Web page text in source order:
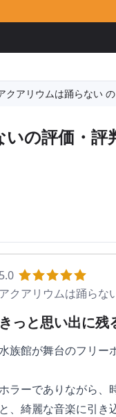
クアリウムは踊らない
いの評価・評
5.0
アクアリウムは踊らな
きっと思い出に残
族館が舞台のフリー
ラーでありながら、
と、綺麗な音楽に引き